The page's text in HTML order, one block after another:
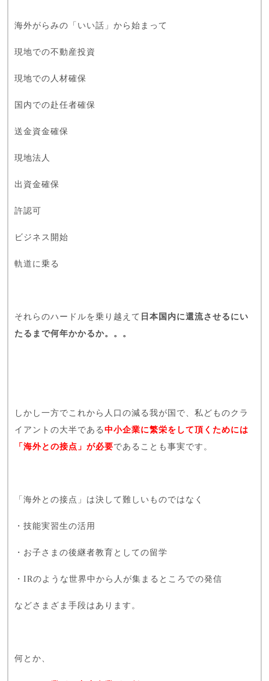
海外がらみの「いい話」から始まって
現地での不動産投資
現地での人材確保
国内での赴任者確保
送金資金確保
現地法人
出資金確保
許認可
ビジネス開始
軌道に乗る
それらのハードルを乗り越えて 日本国内に還流させるにい
たるまで何年かかるか。。。
しかし一方でこれから人口の減る我が国で、私どものクラ
イアントの大半である 中小企業に繁栄をして頂くためには
「海外との接点」が必要であることも事実です。
「海外との接点」は決して難しいものではなく
・技能実習生の活用
・お子さまの後継者教育としての留学
・IRのような世界中から人が集まるところでの発信
などさまざま手段はあります。
何とか、